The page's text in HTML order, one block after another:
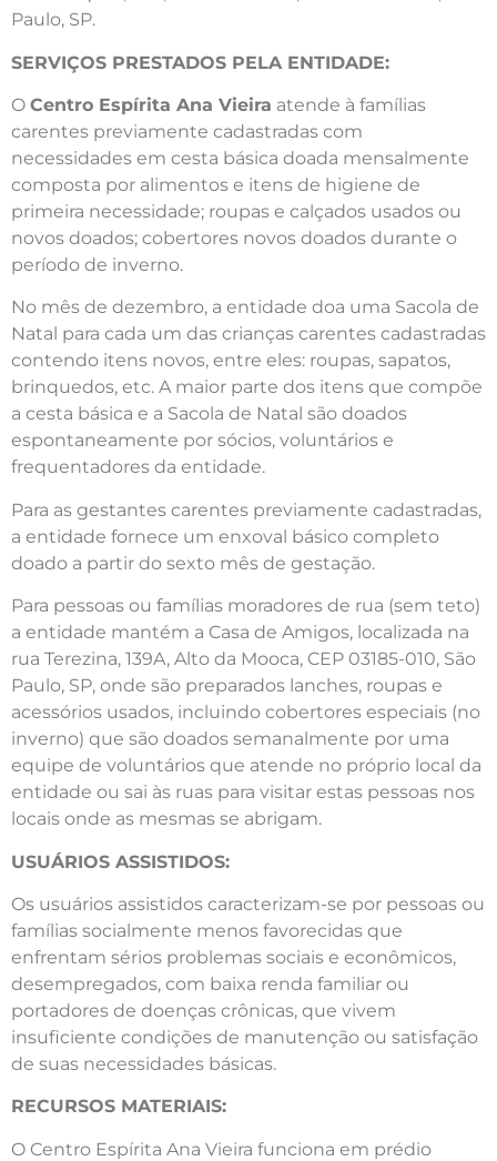
Paulo, SP.
SERVIÇOS PRESTADOS PELA ENTIDADE:
O Centro Espírita Ana Vieira atende à famílias
carentes previamente cadastradas com
necessidades em cesta básica doada mensalmente
composta por alimentos e itens de higiene de
primeira necessidade; roupas e calçados usados ou
novos doados; cobertores novos doados durante o
período de inverno.
No mês de dezembro, a entidade doa uma Sacola de
Natal para cada um das crianças carentes cadastradas
contendo itens novos, entre eles: roupas, sapatos,
brinquedos, etc. A maior parte dos itens que compõe
a cesta básica e a Sacola de Natal são doados
espontaneamente por sócios, voluntários e
frequentadores da entidade.
Para as gestantes carentes previamente cadastradas,
a entidade fornece um enxoval básico completo
doado a partir do sexto mês de gestação.
Para pessoas ou famílias moradores de rua (sem teto)
a entidade mantém a Casa de Amigos, localizada na
rua Terezina, 139A, Alto da Mooca, CEP 03185-010, São
Paulo, SP, onde são preparados lanches, roupas e
acessórios usados, incluindo cobertores especiais (no
inverno) que são doados semanalmente por uma
equipe de voluntários que atende no próprio local da
entidade ou sai às ruas para visitar estas pessoas nos
locais onde as mesmas se abrigam.
USUÁRIOS ASSISTIDOS:
Os usuários assistidos caracterizam-se por pessoas ou
famílias socialmente menos favorecidas que
enfrentam sérios problemas sociais e econômicos,
desempregados, com baixa renda familiar ou
portadores de doenças crônicas, que vivem
insuficiente condições de manutenção ou satisfação
de suas necessidades básicas.
RECURSOS MATERIAIS:
O Centro Espírita Ana Vieira funciona em prédio